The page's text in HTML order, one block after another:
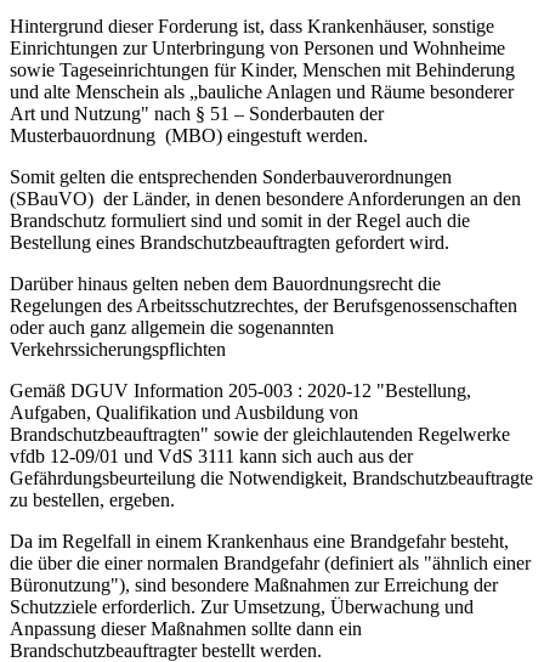
Hintergrund dieser Forderung ist, dass Krankenhäuser, sonstige
Einrichtungen zur Unterbringung von Personen und Wohnheime
sowie Tageseinrichtungen für Kinder, Menschen mit Behinderung
und alte Menschein als „bauliche Anlagen und Räume besonderer
Art und Nutzung" nach § 51 – Sonderbauten der
Musterbauordnung (MBO) eingestuft werden.
Somit gelten die entsprechenden Sonderbauverordnungen
(SBauVO) der Länder, in denen besondere Anforderungen an den
Brandschutz formuliert sind und somit in der Regel auch die
Bestellung eines Brandschutzbeauftragten gefordert wird.
Darüber hinaus gelten neben dem Bauordnungsrecht die
Regelungen des Arbeitsschutzrechtes, der Berufsgenossenschaften
oder auch ganz allgemein die sogenannten
Verkehrssicherungspflichten
Gemäß DGUV Information 205-003 : 2020-12 "Bestellung,
Aufgaben, Qualifikation und Ausbildung von
Brandschutzbeauftragten" sowie der gleichlautenden Regelwerke
vfdb 12-09/01 und VdS 3111 kann sich auch aus der
Gefährdungsbeurteilung die Notwendigkeit, Brandschutzbeauftragte
zu bestellen, ergeben.
Da im Regelfall in einem Krankenhaus eine Brandgefahr be­steht,
die über die einer normalen Brandgefahr (definiert als "ähnlich einer
Büronutzung"), sind besondere Maßnahmen zur Erreichung der
Schutzziele erforderlich. Zur Um­setzung, Überwachung und
Anpassung dieser Maßnahmen sollte dann ein
Brandschutzbeauftragter bestellt werden.